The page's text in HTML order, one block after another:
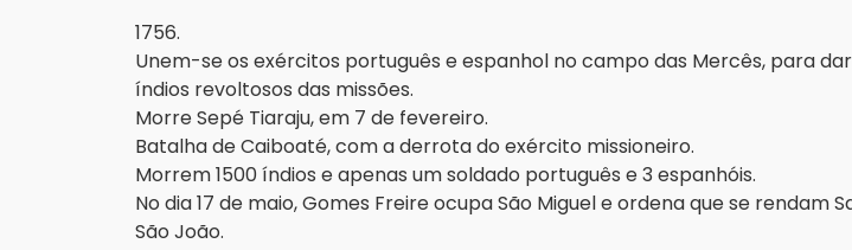
1756.
Unem-se os exércitos português e espanhol no campo das Mercês, para
índios revoltosos das missões.
Morre Sepé Tiaraju, em 7 de fevereiro.
Batalha de Caiboaté, com a derrota do exército missioneiro.
Morrem 1500 índios e apenas um soldado português e 3 espanhóis.
No dia 17 de maio, Gomes Freire ocupa São Miguel e ordena que se rendam
São João.